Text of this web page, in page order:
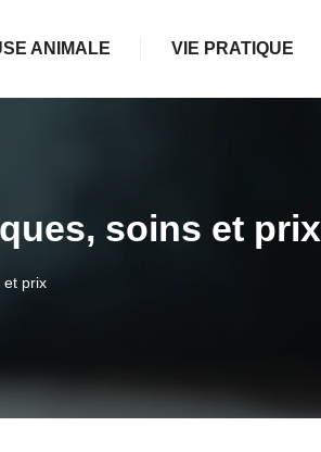
ANIMALE VIE PRATIQUE
soins et prix
et prix